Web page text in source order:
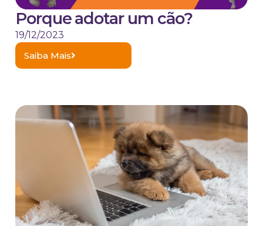
Porque adotar um cão?
19/12/2023
Saiba Mais